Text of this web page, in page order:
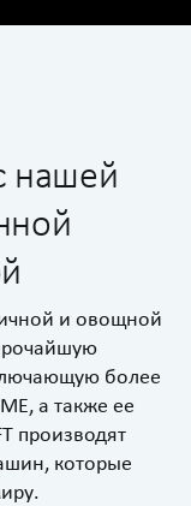
нашей
и овощной
более
а также ее
производят
которые